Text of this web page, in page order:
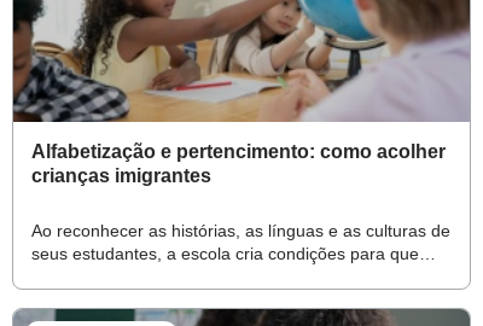
Alfabetização e pertencimento: como acolher
crianças imigrantes
Ao reconhecer as histórias, as línguas e as culturas de
seus estudantes, a escola cria condições para que